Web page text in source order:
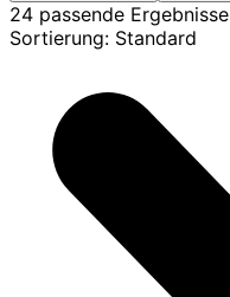
24 passende Ergebnisse
Sortierung: Standard